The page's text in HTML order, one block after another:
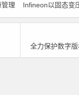
理
Infineon以固态变
配电效率新标杆
全力保护数字版